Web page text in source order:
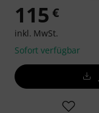
115 €
inkl. MwSt.
Sofort verfügbar